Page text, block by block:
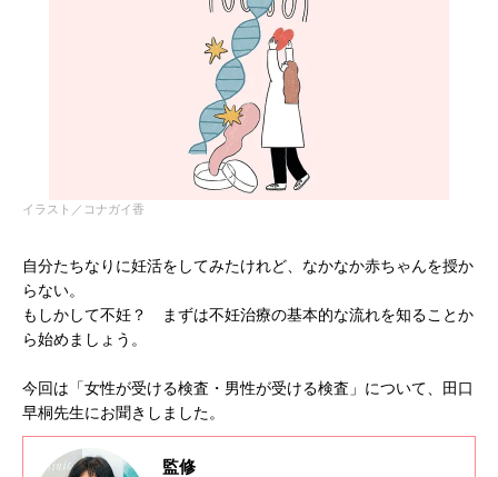
イラスト／コナガイ香
自分たちなりに妊活をしてみたけれど、なかなか赤ちゃんを授か
らない。
もしかして不妊？ まずは不妊治療の基本的な流れを知ることか
ら始めましょう。
今回は「女性が受ける検査・男性が受ける検査」について、田口
早桐先生にお聞きしました。
監修